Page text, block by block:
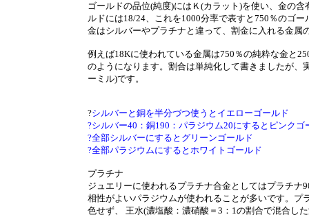
ゴールドの品位(純度)にはＫ(カラット)を使い、金の
ルドには18/24、これを1000分率で表すと750％のゴ
金はシルバーやプラチナと違って、割金に入れる金属
例えば18Kに使われている金属は750％の純粋な金と
のようになります。割合は単純化して書きましたが
ーミル)です。
?シルバーと銅を半分づつ使うとイエローゴールド
?シルバー40：銅190：パラジウム20にするとピンクゴ
?全部シルバーにするとグリーンゴールド
?全部パラジウムにするとホワイトゴールド
プラチナ
ジュエリーに使われるプラチナ合金としてはプラチ
相性がよいパラジウムが使われることが多いです。
色せず、 王水(濃塩酸：濃硝酸＝3：1の割合で混合し